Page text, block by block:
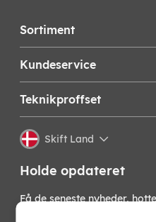
Sortiment
Kundeservice
Teknikproffset
Skift Land
Holde opdateret
Få de seneste nyheder,